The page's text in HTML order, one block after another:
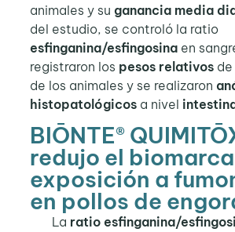
animales y su ganancia media
del estudio, se controló la ratio
esfinganina/esfingosinaen
registraron los pesos relativosde
de los animales y se realizaron
histopatológicosa nivel
BIŌNTE®
redujo el
exposición a
en pollos de
La ratio esfinganina/